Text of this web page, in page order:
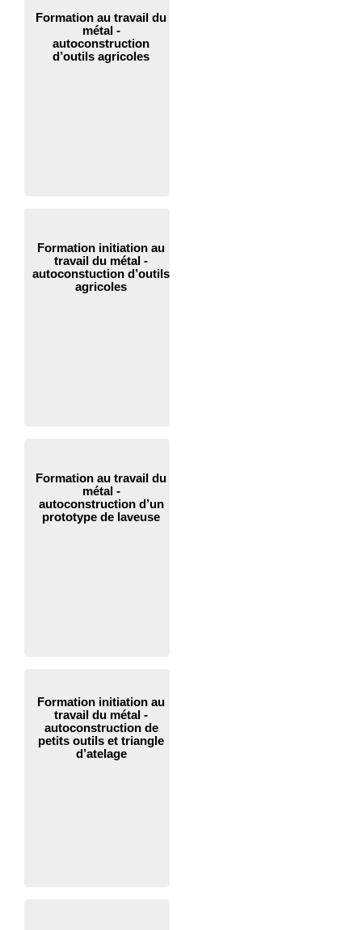
Formation au travail du
métal -
autoconstruction
d’outils agricoles
Formation initiation au
travail du métal -
autoconstuction d’outils
agricoles
Formation au travail du
métal -
autoconstruction d’un
prototype de laveuse
Formation initiation au
travail du métal -
autoconstruction de
petits outils et triangle
d’atelage